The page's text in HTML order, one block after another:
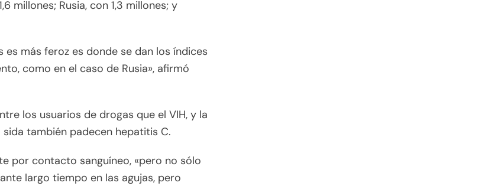
millones; Rusia, con 1,3 millones; y
más feroz es donde se dan los índices
como en el caso de Rusia», afirmó
los usuarios de drogas que el VIH, y la
también padecen hepatitis C.
por contacto sanguíneo, «pero no sólo
largo tiempo en las agujas, pero